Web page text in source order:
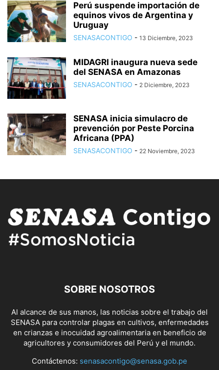
Perú suspende importación de
equinos vivos de Argentina y
Uruguay
SENASACONTIGO - 13 Diciembre, 2023
MIDAGRI inaugura nueva sede
del SENASA en Amazonas
SENASACONTIGO - 2 Diciembre, 2023
SENASA inicia simulacro de
prevención por Peste Porcina
Africana (PPA)
SENASACONTIGO - 22 Noviembre, 2023
SOBRE NOSOTROS
Al alcance de sus manos, las noticias sobre el trabajo del
SENASA para controlar plagas en cultivos, enfermedades
en crianzas e inocuidad agroalimentaria en beneficio de
agricultores y consumidores del Perú y el mundo.
Contáctenos: senasacontigo@senasa.gob.pe